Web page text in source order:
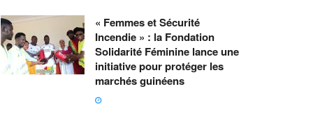
« Femmes et Sécurité
Incendie » : la Fondation
Solidarité Féminine lance une
initiative pour protéger les
marchés guinéens